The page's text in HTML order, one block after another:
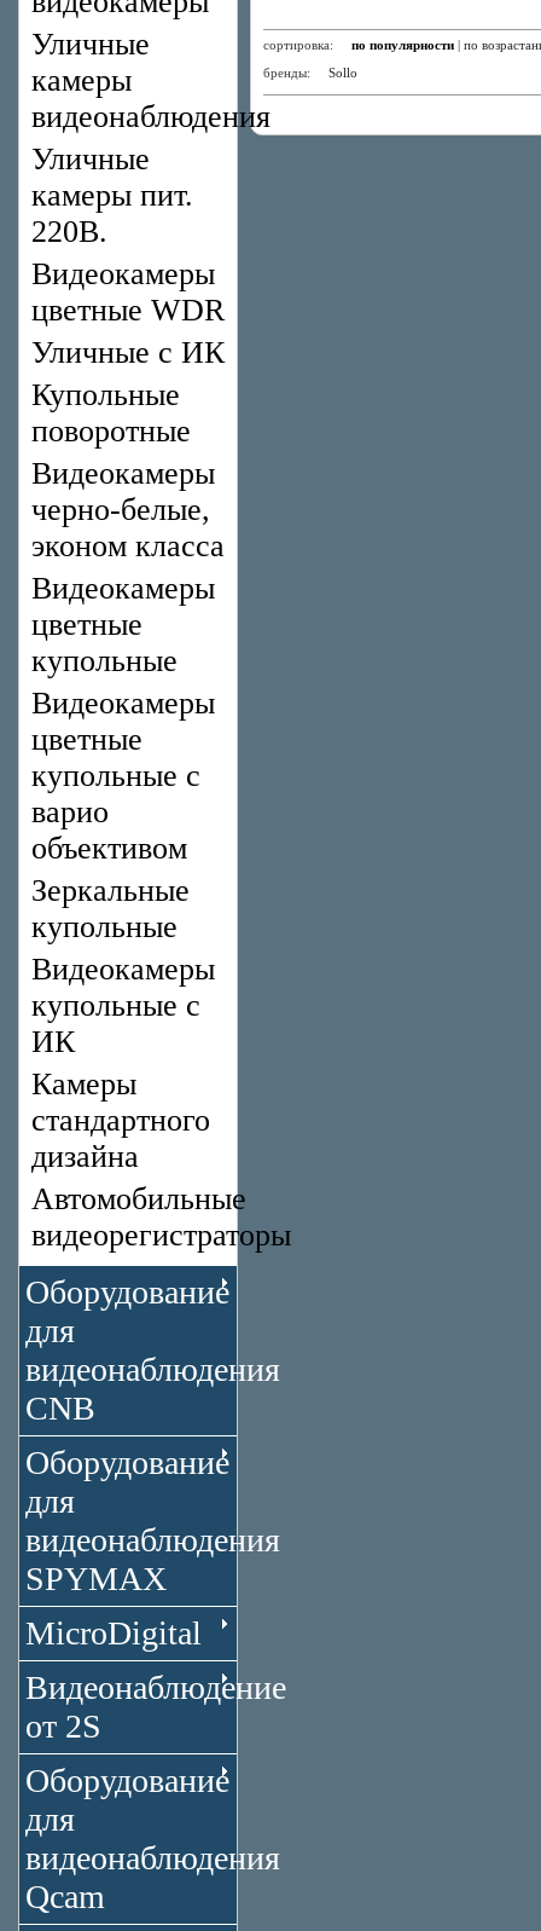
Уличные
камеры
видеонаблюдения
Уличные
камеры пит.
220В.
Видеокамеры
цветные WDR
Уличные с ИК
Купольные
поворотные
Видеокамеры
черно-белые,
эконом класса
Видеокамеры
цветные
купольные
Видеокамеры
цветные
купольные с
варио
объективом
Зеркальные
купольные
Видеокамеры
купольные с
ИК
Камеры
стандартного
дизайна
Автомобильные
видеорегистраторы
Оборудование
для
видеонаблюдения
CNB
Оборудование
для
видеонаблюдения
SPYMAX
MicroDigital
Видеонаблюдение
от 2S
Оборудование
для
видеонаблюдения
Qcam
сортировка: по популярности | по
бренды: Sollo